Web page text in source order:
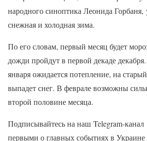
народного синоптика Леонида
снежная и холодная зима.
По его словам, первый месяц будет
дожди пройдут в первой декаде
января ожидается потепление, на
выпадет снег. В феврале возможны
второй половине месяца.
Подписывайтесь на наш Telegram-
первыми о главных событиях в